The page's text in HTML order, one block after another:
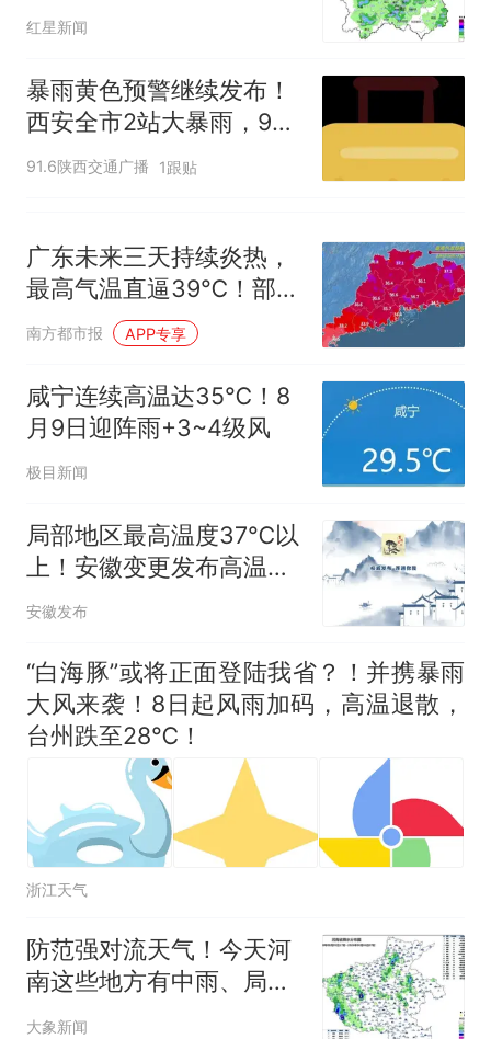
红星新闻
暴雨黄色预警继续发布！
西安全市2站大暴雨，96
站暴雨，227站大雨
91.6陕西交通广播 1跟贴
广东未来三天持续炎热，
最高气温直逼39℃！部分
市县有雷雨
南方都市报 APP专享
咸宁连续高温达35℃！8
月9日迎阵雨+3~4级风
极目新闻
局部地区最高温度37℃以
上！安徽变更发布高温黄
色预警
安徽发布
“白海豚”或将正面登陆我省？！并携暴雨
大风来袭！8日起风雨加码，高温退散，
台州跌至28℃！
浙江天气
防范强对流天气！今天河
南这些地方有中雨、局部
大雨或暴雨
大象新闻